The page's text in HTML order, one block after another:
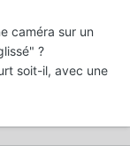
caméra sur un
?
soit-il, avec une